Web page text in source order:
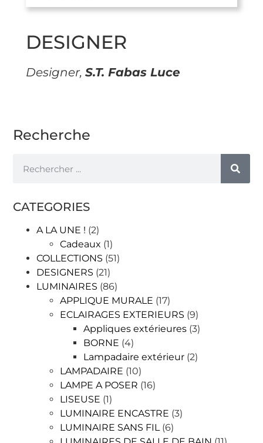
DESIGNER
Designer, S.T. Fabas Luce
Recherche
CATEGORIES
A LA UNE ! (2)
Cadeaux (1)
COLLECTIONS (51)
DESIGNERS (21)
LUMINAIRES (86)
APPLIQUE MURALE (17)
ECLAIRAGES EXTERIEURS (9)
Appliques extérieures (3)
BORNE (4)
Lampadaire extérieur (2)
LAMPADAIRE (10)
LAMPE A POSER (16)
LISEUSE (1)
LUMINAIRE ENCASTRE (3)
LUMINAIRE SANS FIL(6)